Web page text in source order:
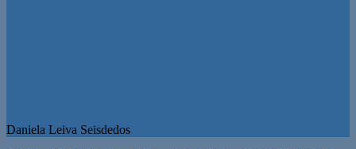
Daniela Leiva Seisdedos